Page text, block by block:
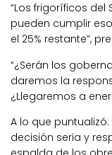
“Los frigoríficos del
pueden cumplir
el 25% restante”,
“¿Serán los
daremos la
¿Llegaremos a
A lo que
decisión seria y